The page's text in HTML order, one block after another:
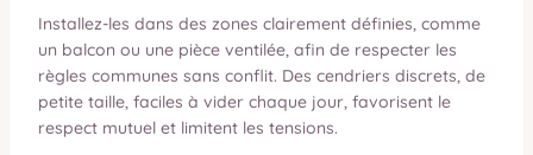
Installez-les dans des zones clairement définies, comme
un balcon ou une pièce ventilée, afin de respecter les
règles communes sans conflit. Des cendriers discrets, de
petite taille, faciles à vider chaque jour, favorisent le
respect mutuel et limitent les tensions.